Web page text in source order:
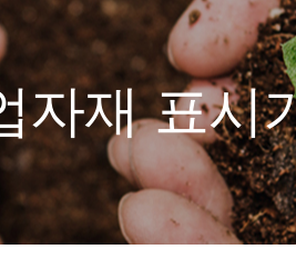
항
료
준
식
친환경농산물 인증
인증절차와 수수료
법적규정 및 신청양식
자재 표시